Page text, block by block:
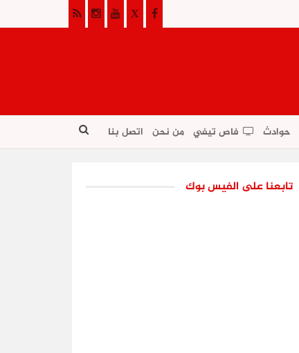
حوادث فاص تيفي من نحن اتصل بنا
تابعنا على الفيس بوك